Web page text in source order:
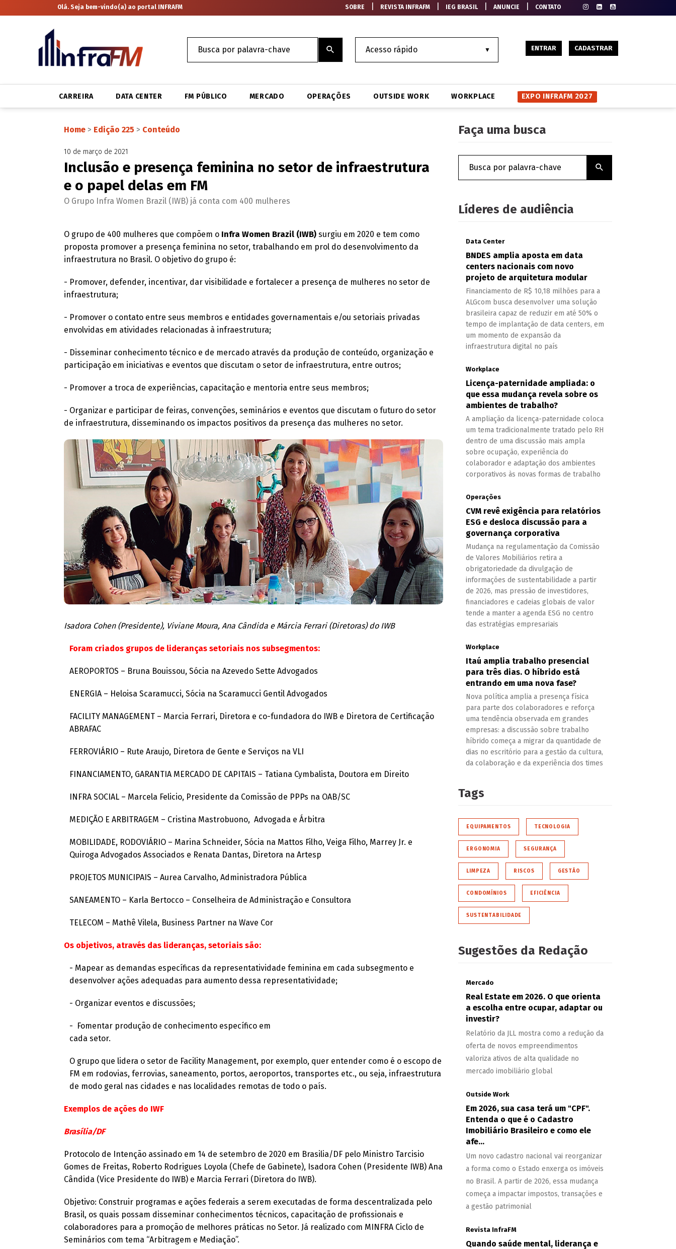
Olá. Seja bem-vindo(a) ao portal INFRAFM SOBRE REVISTA INFRAFM IEG BRASIL|ANUNCIE CONTATO
ENTRAR CADASTRAR
CARREIRA DATA CENTER FM PÚBLICO MERCADO OPERAÇÕES OUTSIDE WORK WORKPLACE EXPO INFRAFM 2027
Home> Edição 225 > Conteúdo
10 de março de 2021
Inclusão e presença feminina no setor de infraestrutura
e o papel delas em FM
O Grupo Infra Women Brazil (IWB) já conta com 400 mulheres
O grupo de 400 mulheres que compõem o Infra Women Brazil (IWB)surgiu em 2020 e tem como
proposta promover a presença feminina no setor, trabalhando em prol do desenvolvimento da
infraestrutura no Brasil. O objetivo do grupo é:
- Promover, defender, incentivar, dar visibilidade e fortalecer a presença de mulheres no setor de
infraestrutura;
- Promover o contato entre seus membros e entidades governamentais e/ou setoriais privadas
envolvidas em atividades relacionadas à infraestrutura;
- Disseminar conhecimento técnico e de mercado através da produção de conteúdo, organização e
participação em iniciativas e eventos que discutam o setor de infraestrutura, entre outros;
- Promover a troca de experiências, capacitação e mentoria entre seus membros;
- Organizar e participar de feiras, convenções, seminários e eventos que discutam o futuro do setor
de infraestrutura, disseminando os impactos positivos da presença das mulheres no setor.
Isadora Cohen (Presidente), Viviane Moura, Ana Cândida e Márcia Ferrari (Diretoras) do IWB
Foram criados grupos de lideranças setoriais nos subsegmentos:
AEROPORTOS – Bruna Bouissou, Sócia na Azevedo Sette Advogados
ENERGIA – Heloisa Scaramucci, Sócia na Scaramucci Gentil Advogados
FACILITY MANAGEMENT – Marcia Ferrari, Diretora e co-fundadora do IWB e Diretora de Certificação
ABRAFAC
FERROVIÁRIO – Rute Araujo, Diretora de Gente e Serviços na VLI
FINANCIAMENTO, GARANTIA MERCADO DE CAPITAIS – Tatiana Cymbalista, Doutora em Direito
INFRA SOCIAL – Marcela Felicio, Presidente da Comissão de PPPs na OAB/SC
MEDIÇÃO E ARBITRAGEM – Cristina Mastrobuono, Advogada e Árbitra
MOBILIDADE, RODOVIÁRIO – Marina Schneider, Sócia na Mattos Filho, Veiga Filho, Marrey Jr. e
Quiroga Advogados Associados e Renata Dantas, Diretora na Artesp
PROJETOS MUNICIPAIS – Aurea Carvalho, Administradora Pública
SANEAMENTO – Karla Bertocco – Conselheira de Administração e Consultora
TELECOM – Mathê Vilela, Business Partner na Wave Cor
Os objetivos, através das lideranças, setoriais são:
- Mapear as demandas específicas da representatividade feminina em cada subsegmento e
desenvolver ações adequadas para aumento dessa representatividade;
- Organizar eventos e discussões;
- Fomentar produção de conhecimento específico em
cada setor.
O grupo que lidera o setor de Facility Management, por exemplo, quer entender como é o escopo de
FM em rodovias, ferrovias, saneamento, portos, aeroportos, transportes etc., ou seja, infraestrutura
de modo geral nas cidades e nas localidades remotas de todo o país.
Exemplos de ações do IWF
Brasília/DF
Protocolo de Intenção assinado em 14 de setembro de 2020 em Brasilia/DF pelo Ministro Tarcisio
Gomes de Freitas, Roberto Rodrigues Loyola (Chefe de Gabinete), Isadora Cohen (Presidente IWB) Ana
Cândida (Vice Presidente do IWB) e Marcia Ferrari (Diretora do IWB).
Objetivo: Construir programas e ações federais a serem executadas de forma descentralizada pelo
Brasil, os quais possam disseminar conhecimentos técnicos, capacitação de profissionais e
colaboradores para a promoção de melhores práticas no Setor. Já realizado com MINFRA Ciclo de
Seminários com tema “Arbitragem e Mediação”.
Faça uma busca
Líderes de audiência
Data Center
BNDES amplia aposta em data
centers nacionais com novo
projeto de arquitetura modular
Financiamento de R$ 10,18 milhões para a
ALGcom busca desenvolver uma solução
brasileira capaz de reduzir em até 50% o
tempo de implantação de data centers, em
um momento de expansão da
infraestrutura digital no país
Workplace
Licença-paternidade ampliada: o
que essa mudança revela sobre os
ambientes de trabalho?
A ampliação da licença-paternidade coloca
um tema tradicionalmente tratado pelo RH
dentro de uma discussão mais ampla
sobre ocupação, experiência do
colaborador e adaptação dos ambientes
corporativos às novas formas de trabalho
Operações
CVM revê exigência para relatórios
ESG e desloca discussão para a
governança corporativa
Mudança na regulamentação da Comissão
de Valores Mobiliários retira a
obrigatoriedade da divulgação de
informações de sustentabilidade a partir
de 2026, mas pressão de investidores,
financiadores e cadeias globais de valor
tende a manter a agenda ESG no centro
das estratégias empresariais
Workplace
Itaú amplia trabalho presencial
para três dias. O híbrido está
entrando em uma nova fase?
Nova política amplia a presença física
para parte dos colaboradores e reforça
uma tendência observada em grandes
empresas: a discussão sobre trabalho
híbrido começa a migrar da quantidade de
dias no escritório para a gestão da cultura,
da colaboração e da experiência dos times
Tags
EQUIPAMENTOS TECNOLOGIA
ERGONOMIA SEGURANÇA
LIMPEZA RISCOS GESTÃO
CONDOMÍNIOS EFICIÊNCIA
SUSTENTABILIDADE
Sugestões da Redação
Mercado
Real Estate em 2026. O que orienta
a escolha entre ocupar, adaptar ou
investir?
Relatório da JLL mostra como a redução da
oferta de novos empreendimentos
valoriza ativos de alta qualidade no
mercado imobiliário global
Outside Work
Em 2026, sua casa terá um "CPF".
Entenda o que é o Cadastro
Imobiliário Brasileiro e como ele
afe...
Um novo cadastro nacional vai reorganizar
a forma como o Estado enxerga os imóveis
no Brasil. A partir de 2026, essa mudança
começa a impactar impostos, transações e
a gestão patrimonial
Revista InfraFM
Quando saúde mental, liderança e